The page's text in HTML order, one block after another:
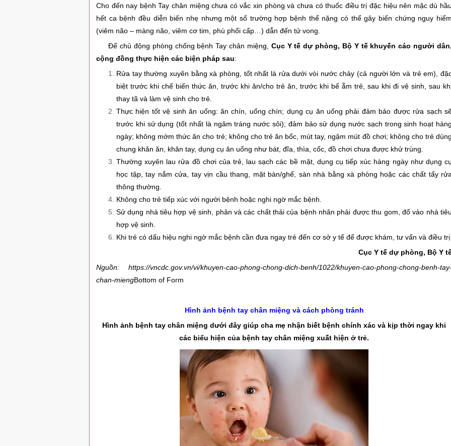
Cho đến nay bệnh Tay chân miệng chưa có vắc xin phòng và chưa có thuốc điều trị đặc hiệu nên mặc dù
hết ca bệnh đều diễn biến nhẹ nhưng một số trường hợp bệnh thể nặng có thể gây biến chứng nguy
(viêm não – màng não, viêm cơ tim, phù phổi cấp…) dẫn đến tử vong.
Để chủ động phòng chống bệnh Tay chân miệng, Cục Y tế dự phòng, Bộ Y tế khuyến cáo người
cộng đồng thực hiện các biện pháp sau:
Rửa tay thường xuyên bằng xà phòng, tốt nhất là rửa dưới vòi nước chảy (cả người lớn và trẻ em),
biệt trước khi chế biến thức ăn, trước khi ăn/cho trẻ ăn, trước khi bế ẵm trẻ, sau khi đi vệ sinh, sau
thay tã và làm vệ sinh cho trẻ.
Thực hiện tốt vệ sinh ăn uống: ăn chín, uống chín; dụng cụ ăn uống phải đảm bảo được rửa sạch
trước khi sử dụng (tốt nhất là ngâm tráng nước sôi); đảm bảo sử dụng nước sạch trong sinh hoạt
ngày; không mớm thức ăn cho trẻ; không cho trẻ ăn bốc, mút tay, ngậm mút đồ chơi; không cho trẻ
chung khăn ăn, khăn tay, dụng cụ ăn uống như bát, đĩa, thìa, cốc, đồ chơi chưa được khử trùng.
Thường xuyên lau rửa đồ chơi của trẻ, lau sạch các bề mặt, dụng cụ tiếp xúc hàng ngày như dụng
học tập, tay nắm cửa, tay vịn cầu thang, mặt bàn/ghế, sàn nhà bằng xà phòng hoặc các chất tẩy
thông thường.
Không cho trẻ tiếp xúc với người bệnh hoặc nghi ngờ mắc bệnh.
Sử dụng nhà tiêu hợp vệ sinh, phân và các chất thải của bệnh nhân phải được thu gom, đổ vào nhà
hợp vệ sinh.
Khi trẻ có dấu hiệu nghi ngờ mắc bệnh cần đưa ngay trẻ đến cơ sở y tế để được khám, tư vấn và điều
Cục Y tế dự phòng, Bộ Y
Nguồn: https://vncdc.gov.vn/vi/khuyen-cao-phong-chong-dich-benh/1022/khuyen-cao-phong-chong-benh-
chan-miengBottom of Form
Hình ảnh bệnh tay chân miệng và cách phòng tránh
Hình ảnh bệnh tay chân miệng dưới đây giúp cha mẹ nhận biết bệnh chính xác và kịp thời ngay khi
các biểu hiện của bệnh tay chân miệng xuất hiện ở trẻ.